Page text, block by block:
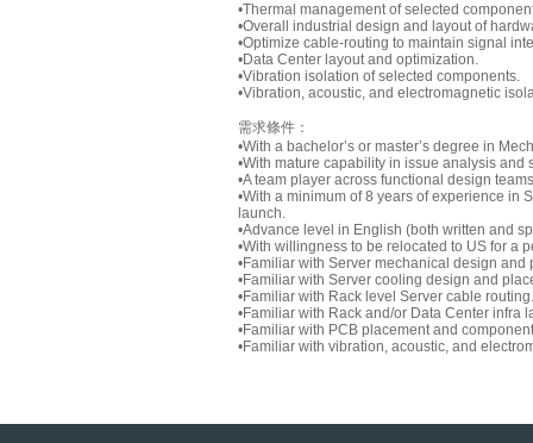
•Thermal management of selected
•Overall industrial design and layout of
•Optimize cable-routing to maintain signal
•Data Center layout and optimization.
•Vibration isolation of selected components.
•Vibration, acoustic, and electromagnetic
需求條件：
•With a bachelor’s or master’s degree in
•With mature capability in issue analysis and
•A team player across functional design
•With a minimum of 8 years of experience in
launch.
•Advance level in English (both written and
•With willingness to be relocated to US for a
•Familiar with Server mechanical design and
•Familiar with Server cooling design and
•Familiar with Rack level Server cable routing.
•Familiar with Rack and/or Data Center infra
•Familiar with PCB placement and
•Familiar with vibration, acoustic, and